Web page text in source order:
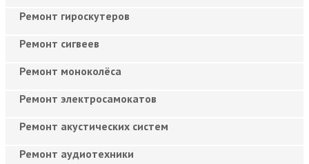
Ремонт гироскутеров
Ремонт сигвеев
Ремонт моноколёса
Ремонт электросамокатов
Ремонт акустических систем
Ремонт аудиотехники